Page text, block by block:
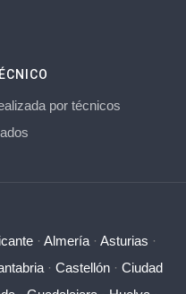
por técnicos
· Almería · Asturias ·
· Castellón· Ciudad